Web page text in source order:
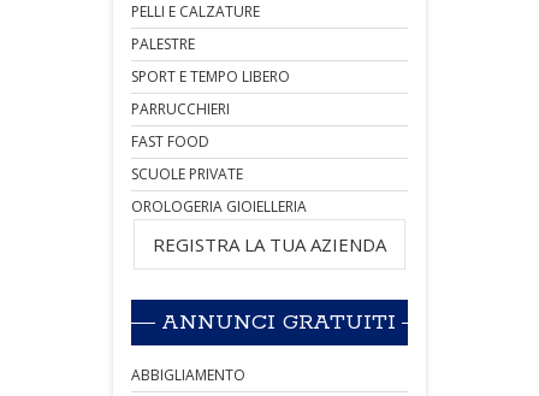
PELLI E CALZATURE
PALESTRE
SPORT E TEMPO LIBERO
PARRUCCHIERI
FAST FOOD
SCUOLE PRIVATE
OROLOGERIA GIOIELLERIA
REGISTRA LA TUA AZIENDA
ANNUNCI GRATUITI
ABBIGLIAMENTO